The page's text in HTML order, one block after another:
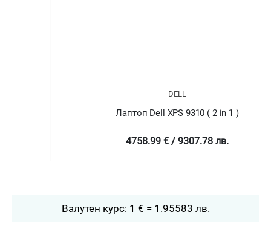
Лаптоп Dell XPS 9310 ( 2 in 1 )
4758.99 € / 9307.78 лв.
Валутен курс: 1 € = 1.95583 лв.